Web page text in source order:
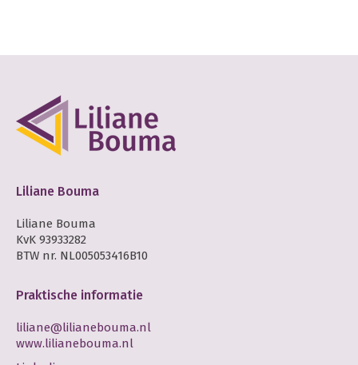
Liliane Bouma
Liliane Bouma
KvK 93933282
BTW nr. NL005053416B10
Praktische informatie
liliane@lilianebouma.nl
www.lilianebouma.nl